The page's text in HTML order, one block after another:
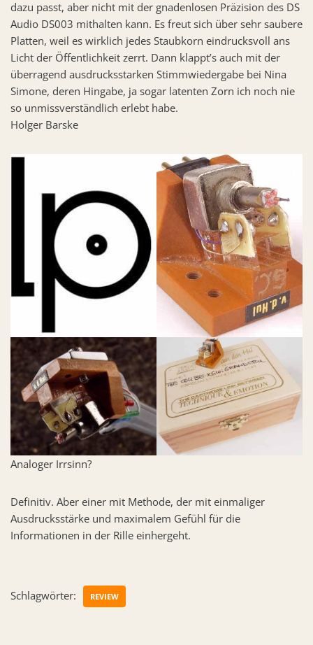
dazu passt, aber nicht mit der gnadenlosen Präzision des DS
Audio DS003 mithalten kann. Es freut sich über sehr saubere
Platten, weil es wirklich jedes Staubkorn eindrucksvoll ans
Licht der Öffentlichkeit zerrt. Dann klappt’s auch mit der
überragend ausdrucksstarken Stimmwiedergabe bei Nina
Simone, deren Hingabe, ja sogar latenten Zorn ich noch nie
so unmissverständlich erlebt habe.
Holger Barske
Analoger Irrsinn?
Definitiv. Aber einer mit Methode, der mit einmaliger
Ausdrucksstärke und maximalem Gefühl für die
Informationen in der Rille einhergeht.
Schlagwörter: REVIEW